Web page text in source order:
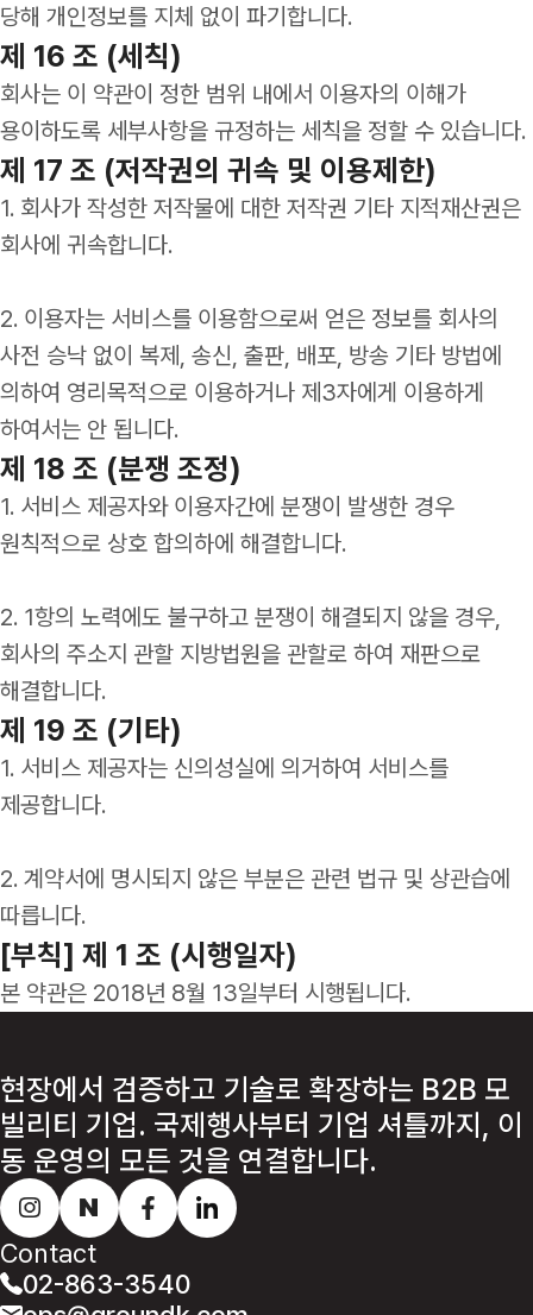
당해 개인정보를 지체 없이 파기합니다.
제 16 조 (세칙)
회사는 이 약관이 정한 범위 내에서 이용자의 이해가
용이하도록 세부사항을 규정하는 세칙을 정할 수 있습니다.
제 17 조 (저작권의 귀속 및 이용제한)
1. 회사가 작성한 저작물에 대한 저작권 기타 지적재산권은
회사에 귀속합니다.
2. 이용자는 서비스를 이용함으로써 얻은 정보를 회사의
사전 승낙 없이 복제, 송신, 출판, 배포, 방송 기타 방법에
의하여 영리목적으로 이용하거나 제3자에게 이용하게
하여서는 안 됩니다.
제 18 조 (분쟁 조정)
1. 서비스 제공자와 이용자간에 분쟁이 발생한 경우
원칙적으로 상호 합의하에 해결합니다.
2. 1항의 노력에도 불구하고 분쟁이 해결되지 않을 경우,
회사의 주소지 관할 지방법원을 관할로 하여 재판으로
해결합니다.
제 19 조 (기타)
1. 서비스 제공자는 신의성실에 의거하여 서비스를
제공합니다.
2. 계약서에 명시되지 않은 부분은 관련 법규 및 상관습에
따릅니다.
[부칙] 제 1 조 (시행일자)
본 약관은 2018년 8월 13일부터 시행됩니다.
현장에서 검증하고 기술로 확장하는 B2B 모
빌리티 기업. 국제행사부터 기업 셔틀까지, 이
동 운영의 모든 것을 연결합니다.
Contact
02-863-3540